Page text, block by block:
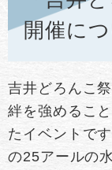
開催に
吉井どろんこ
絆を強めるこ
たイベントで
の25アールの